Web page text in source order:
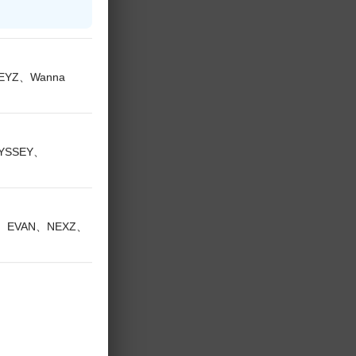
、Wanna
、
、NEXZ、